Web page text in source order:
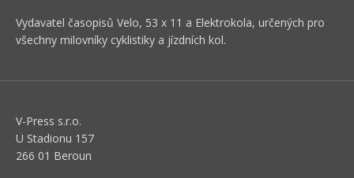
Vydavatel časopisů Velo, 53 x 11 a Elektrokola, určených pro
všechny milovníky cyklistiky a jízdních kol.
V-Press s.r.o.
U Stadionu 157
266 01 Beroun